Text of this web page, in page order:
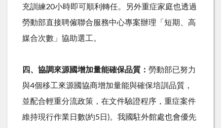
充訓練20小時即可順利轉任。另外重症家庭也透過
勞動部直接聘僱聯合服務中心專案辦理「短期、高
媒合次數」協助選工。
四、協調來源國增加量能確保品質： 勞動部已努力
與4個移工來源國協商增加量能與確保培訓品質，
並配合輕重分流政策，在文件驗證程序，重症案件
維持現行作業日數(約5日 )。我國駐外館處也會優先